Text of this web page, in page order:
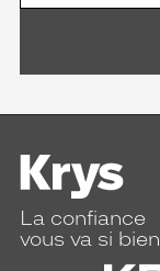
La confiance
vous va si bien